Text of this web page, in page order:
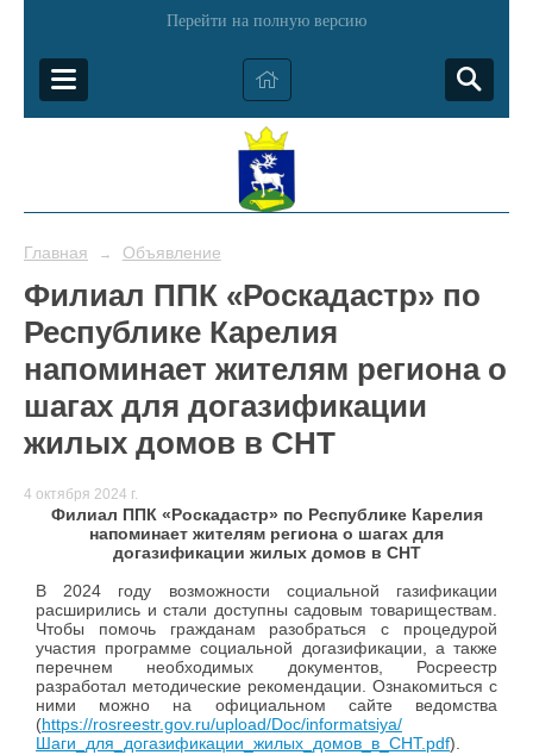
Перейти на полную версию
Главная → Объявление
Филиал ППК «Роскадастр» по
Республике Карелия
напоминает жителям региона о
шагах для догазификации
жилых домов в СНТ
4 октября 2024 г.
Филиал ППК «Роскадастр» по Республике Карелия
напоминает жителям региона о шагах для
догазификации жилых домов в СНТ
В 2024 году возможности социальной газификации
расширились и стали доступны садовым товариществам.
Чтобы помочь гражданам разобраться с процедурой
участия программе социальной догазификации, а также
перечнем необходимых документов, Росреестр
разработал методические рекомендации. Ознакомиться с
ними можно на официальном сайте ведомства
(https://rosreestr.gov.ru/upload/Doc/informatsiya/
Шаги_для_догазификации_жилых_домов_в_СНТ.pdf).